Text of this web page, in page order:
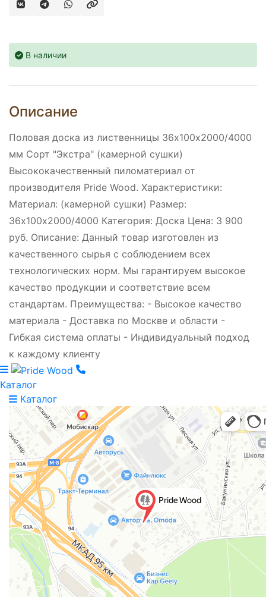
В наличии
Описание
Половая доска из лиственницы 36х100х2000/4000
мм Сорт "Экстра" (камерной сушки)
Высококачественный пиломатериал от
производителя Pride Wood. Характеристики:
Материал: (камерной сушки) Размер:
36х100х2000/4000 Категория: Доска Цена: 3 900
руб. Описание: Данный товар изготовлен из
качественного сырья с соблюдением всех
технологических норм. Мы гарантируем высокое
качество продукции и соответствие всем
стандартам. Преимущества: - Высокое качество
материала - Доставка по Москве и области -
Гибкая система оплаты - Индивидуальный подход
к каждому клиенту
Каталог
Каталог